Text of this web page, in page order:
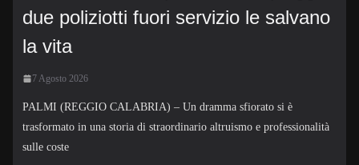
due poliziotti fuori servizio le salvano
la vita
7 Agosto 2026
PALMI (REGGIO CALABRIA) – Un dramma sfiorato si è
trasformato in una storia di straordinario altruismo e professionalità
sulle coste